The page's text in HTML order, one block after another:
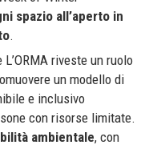
spazio all’aperto in
.
riveste un ruolo
un modello di
e inclusivo
con risorse limitate.
ambientale, con